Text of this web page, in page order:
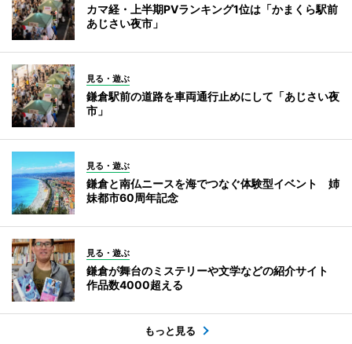
カマ経・上半期PVランキング1位は「かまくら駅前
あじさい夜市」
見る・遊ぶ
鎌倉駅前の道路を車両通行止めにして「あじさい夜
市」
見る・遊ぶ
鎌倉と南仏ニースを海でつなぐ体験型イベント 姉
妹都市60周年記念
見る・遊ぶ
鎌倉が舞台のミステリーや文学などの紹介サイト
作品数4000超える
もっと見る